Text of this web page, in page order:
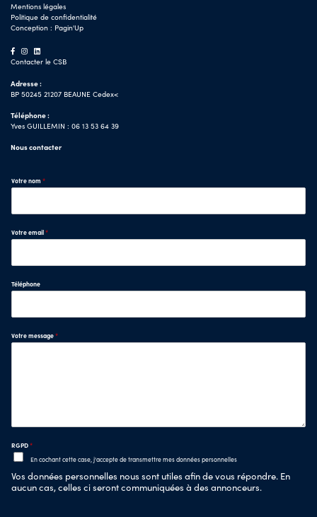
Mentions légales
Politique de confidentialité
Conception : Pagin'Up
Contacter le CSB
Adresse :
BP 50245 21207 BEAUNE Cedex<
Téléphone :
Yves GUILLEMIN : 06 13 53 64 39
Nous contacter
Votre nom *
Votre email*
Téléphone
Votre message*
RGPD*
En cochant cette case, j'accepte de transmettre mes données personnelles
Vos données personnelles nous sont utiles afin de vous répondre. En
aucun cas, celles ci seront communiquées à des annonceurs.